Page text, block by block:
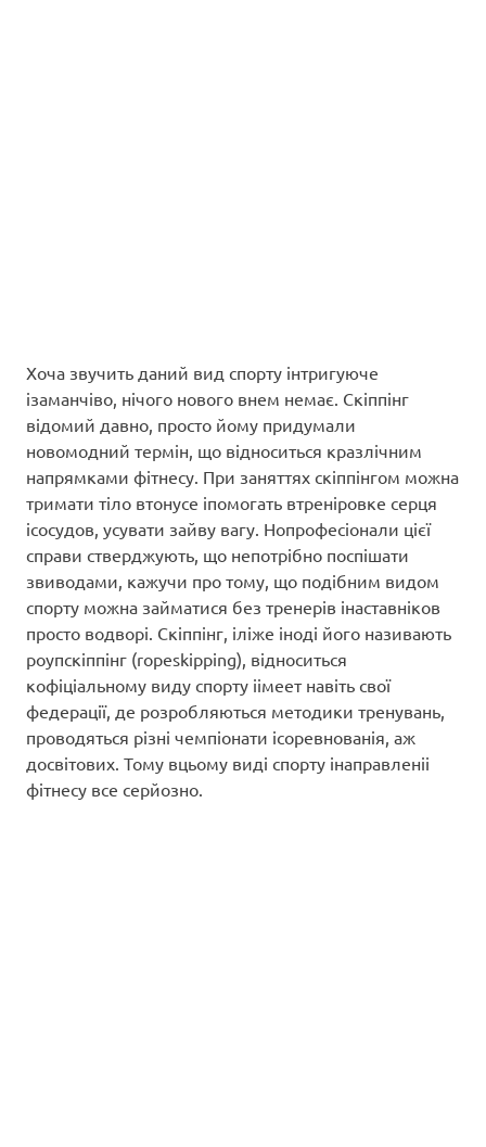
Хоча звучить даний вид спорту інтригуюче
ізаманчіво, нічого нового внем немає. Скіппінг
відомий давно, просто йому придумали
новомодний термін, що відноситься кразлічним
напрямками фітнесу. При заняттях скіппінгом можна
тримати тіло втонусе іпомогать втреніровке серця
ісосудов, усувати зайву вагу. Нопрофесіонали цієї
справи стверджують, що непотрібно поспішати
звиводами, кажучи про тому, що подібним видом
спорту можна займатися без тренерів інаставніков
просто водворі. Скіппінг, іліже іноді його називають
роупскіппінг (ropeskipping), відноситься
кофіціальному виду спорту іімеет навіть свої
федерації, де розробляються методики тренувань,
проводяться різні чемпіонати ісоревнованія, аж
досвітових. Тому вцьому виді спорту інаправленіі
фітнесу все серйозно.